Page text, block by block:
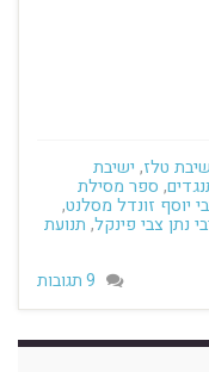
טלז, ישיבת
, ספר מסילת
יוסף זונדל מסלנט,
נתן צבי פינקל, תנועת
9 תגובות